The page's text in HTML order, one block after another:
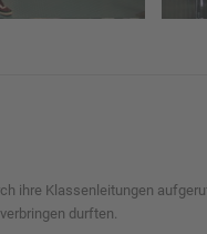
ihre Klassenleitungen
durften.